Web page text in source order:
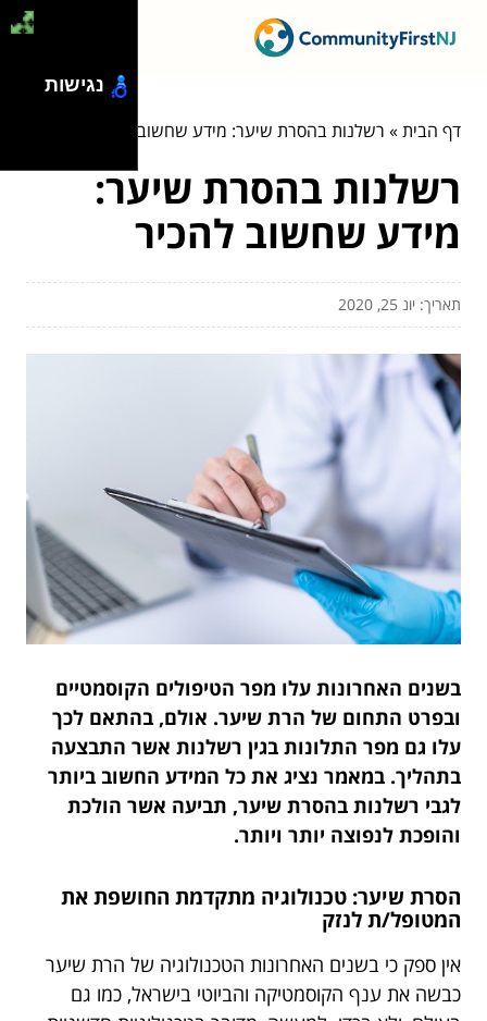
דף הבית» רשלנות בהסרת שיער: מידע שחשוב להכיר
רשלנות בהסרת שיער:
מידע שחשוב להכיר
תאריך: יונ 25, 2020
בשנים האחרונות עלו מפר הטיפולים הקוסמטיים
ובפרט התחום של הרת שיער. אולם, בהתאם לכך
עלו גם מפר התלונות בגין רשלנות אשר התבצעה
בתהליך. במאמר נציג את כל המידע החשוב ביותר
לגבי רשלנות בהסרת שיער, תביעה אשר הולכת
והופכת לנפוצה יותר ויותר.
הסרת שיער: טכנולוגיה מתקדמת החושפת את
המטופל/ת לנזק
אין ספק כי בשנים האחרונות הטכנולוגיה של הרת שיער
כבשה את ענף הקוסמטיקה והביוטי בישראל, כמו גם
נגישות